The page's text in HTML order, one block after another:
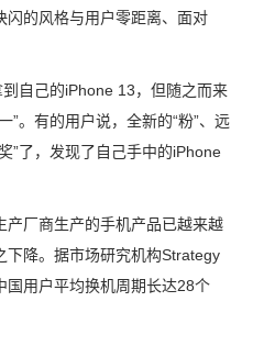
闪的风格与用户零距离、面对
自己的iPhone 13，但随之而来
”。有的用户说，全新的“粉”、远
”了，发现了自己手中的iPhone
厂商生产的手机产品已越来越
下降。据市场研究机构Strategy
国用户平均换机周期长达28个